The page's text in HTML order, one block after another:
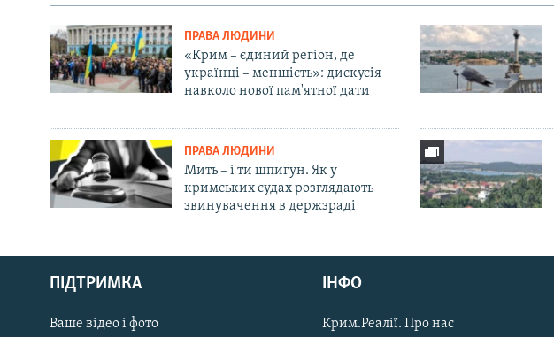
Русский
Qırımtatar
ДОЛУЧАЙСЯ!
ПРАВА ЛЮДИНИ
«Крим – єдиний регіон, де
українці – меншість»: дискусія
навколо нової пам'ятної дати
ПРАВА ЛЮДИНИ
Мить – і ти шпигун. Як у
кримських судах розглядають
звинувачення в держзраді
ПІДТРИМКА
Ваше відео і фото
ІНФО
Крим.Реалії. Про нас